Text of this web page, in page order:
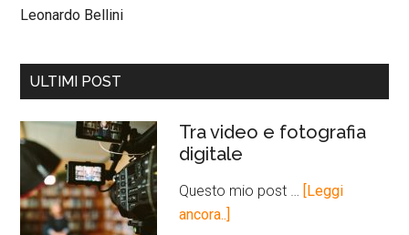
Leonardo Bellini
ULTIMI POST
Tra video e fotografia
digitale
Questo mio post …
[Leggi
ancora..]